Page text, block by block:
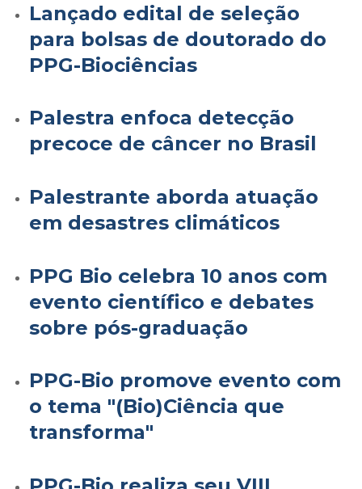
Lançado edital de seleção
para bolsas de doutorado do
PPG-Biociências
Palestra enfoca detecção
precoce de câncer no Brasil
Palestrante aborda atuação
em desastres climáticos
PPG Bio celebra 10 anos com
evento científico e debates
sobre pós-graduação
PPG-Bio promove evento com
o tema "(Bio)Ciência que
transforma"